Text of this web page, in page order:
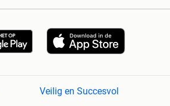
Veilig en Succesvol